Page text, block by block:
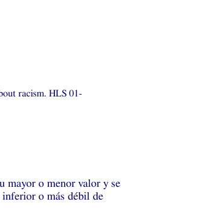
racism. HLS 01-
mayor o menor valor y se
inferior o más débil de